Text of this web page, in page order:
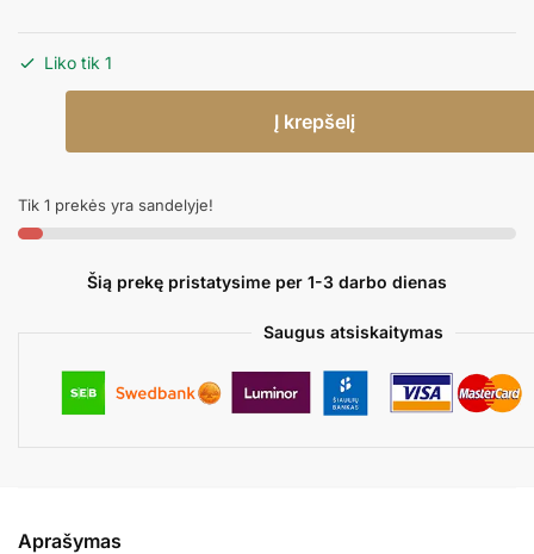
Liko tik 1
CRAB
nepakuotas
Į krepšelį
Tik 1 prekės yra sandelyje!
Šią prekę pristatysime per 1-3 darbo dienas
Saugus atsiskaitymas
Aprašymas